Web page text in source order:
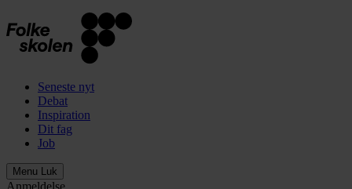
Seneste nyt
Debat
Inspiration
Dit fag
Job
Menu Luk
Anmeldelse